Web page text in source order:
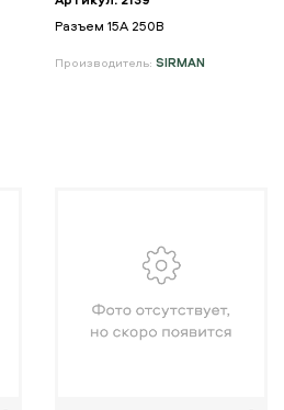
Разъем 15А 250В
Производитель: SIRMAN